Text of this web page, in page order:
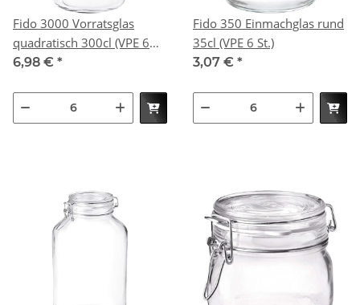
Fido 3000 Vorratsglas
quadratisch 300cl (VPE 6
St.)
6,98 € *
Fido 350 Einmachglas rund
35cl (VPE 6 St.)
3,07 € *